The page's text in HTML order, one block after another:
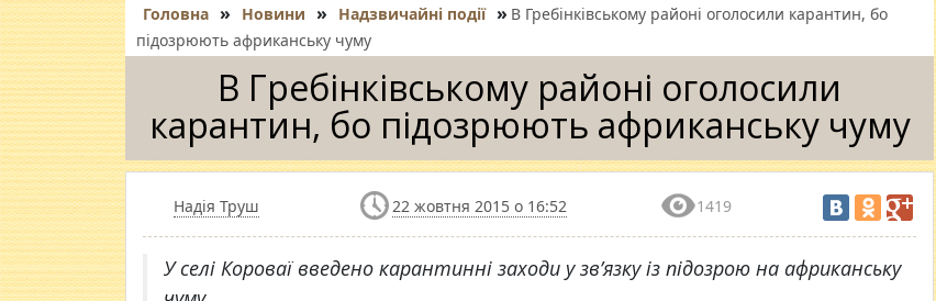
Головна » Новини » Надзвичайні події » В Гребінківському районі оголосили карантин, бо
підозрюють африканську чуму
В Гребінківському районі оголосили
карантин, бо підозрюють африканську чуму
Надія Труш 22 жовтня 2015 о 16:52 1419
У селі Короваї введено карантинні заходи у зв’язку із підозрою на африканську